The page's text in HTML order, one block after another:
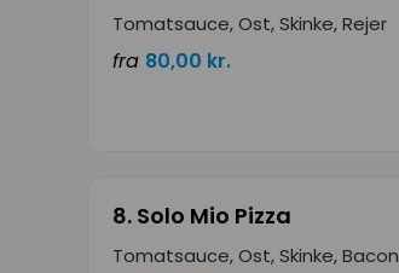
Tomatsauce, Ost, Skinke, Rejer
fra 80,00 kr.
8. Solo Mio Pizza
Tomatsauce, Ost, Skinke, Bacon